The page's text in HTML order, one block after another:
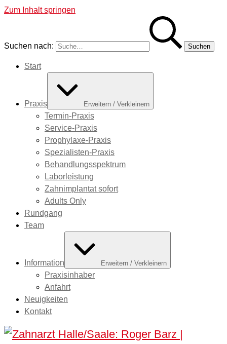
Zum Inhalt springen
Suchen nach:
Start
Praxis Erweitern / Verkleinern
Termin-Praxis
Service-Praxis
Prophylaxe-Praxis
Spezialisten-Praxis
Behandlungsspektrum
Laborleistung
Zahnimplantat sofort
Adults Only
Rundgang
Team
Information Erweitern / Verkleinern
Praxisinhaber
Anfahrt
Neuigkeiten
Kontakt